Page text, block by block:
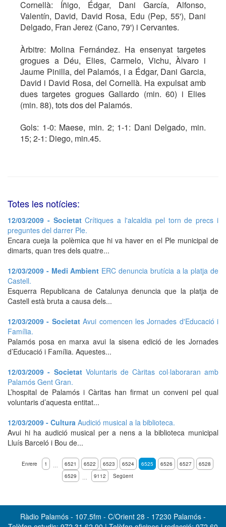
Cornellà: Íñigo, Édgar, Dani García, Alfonso,
Valentín, David, David Rosa, Edu (Pep, 55'), Dani
Delgado, Fran Jerez (Cano, 79') i Cervantes.
Àrbitre: Molina Fernández. Ha ensenyat targetes
grogues a Déu, Elies, Carmelo, Vichu, Àlvaro i
Jaume Pinilla, del Palamós, i a Édgar, Dani Garcia,
David i David Rosa, del Cornellà. Ha expulsat amb
dues targetes grogues Gallardo (min. 60) i Elies
(min. 88), tots dos del Palamós.
Gols: 1-0: Maese, min. 2; 1-1: Dani Delgado, min.
15; 2-1: Diego, min.45.
Totes les notícies:
12/03/2009 - SocietatCrítiques a l'alcaldia pel torn de precs i
preguntes del darrer Ple.
Encara cueja la polèmica que hi va haver en el Ple municipal de
dimarts, quan tres dels quatre...
12/03/2009 - Medi Ambient ERC denuncia brutícia a la platja de
Castell.
Esquerra Republicana de Catalunya denuncia que la platja de
Castell està bruta a causa dels...
12/03/2009 - SocietatAvui comencen les Jornades d'Educació i
Família.
Palamós posa en marxa avui la sisena edició de les Jornades
d’Educació i Família. Aquestes...
12/03/2009 - Societat Voluntaris de Càritas col·laboraran amb
Palamós Gent Gran.
L’hospital de Palamós i Càritas han firmat un conveni pel qual
voluntaris d’aquesta entitat...
12/03/2009 - Cultura Audició musical a la biblioteca.
Avui hi ha audició musical per a nens a la biblioteca municipal
Lluís Barceló i Bou de...
Enrere 1 … 6521 6522 6523 6524 6525 6526 6527
6528
6529
… 9112 Següent
Ràdio Palamós - 107.5fm - C/Orient 28 - 17230 Palamós -